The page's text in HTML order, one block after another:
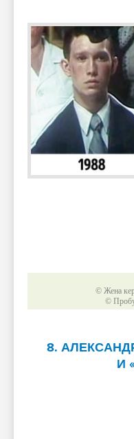
© Жена
©
8.
И